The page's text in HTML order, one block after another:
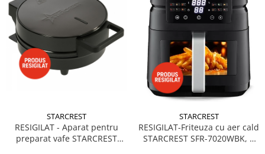
STARCREST
RESIGILAT - Aparat pentru
preparat vafe STARCREST
STARCREST
RESIGILAT-Friteuza cu aer cald
STARCREST SFR-7020WBK, 7